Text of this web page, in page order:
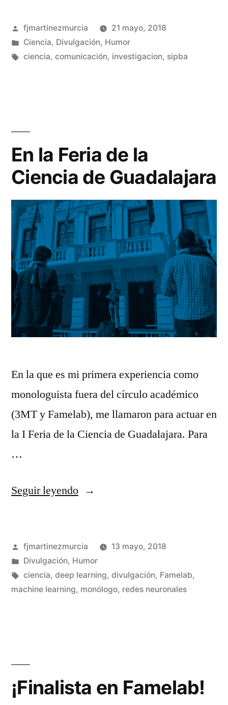
Final»
Publicado
por
fjmartinezmurcia
21 mayo, 2018
Publicado
en
Ciencia, Divulgación, Humor
Etiquetas:
ciencia, comunicación, investigacion, sipba
En la Feria de la
Ciencia de Guadalajara
En la que es mi primera experiencia como
monologuista fuera del círculo académico
(3MT y Famelab), me llamaron para actuar en
la I Feria de la Ciencia de Guadalajara. Para
…
Seguir leyendo«En
de
la
Ciencia
Publicado
por
fjmartinezmurcia
13 mayo, 2018
Publicado
en
Divulgación, Humor
Etiquetas:
ciencia, deep learning, divulgación, Famelab,
machine learning, monólogo, redes neuronales
¡Finalista en Famelab!